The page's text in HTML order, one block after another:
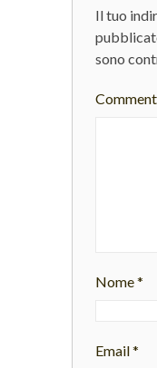
Il tuo
sono
Nome*
Email*